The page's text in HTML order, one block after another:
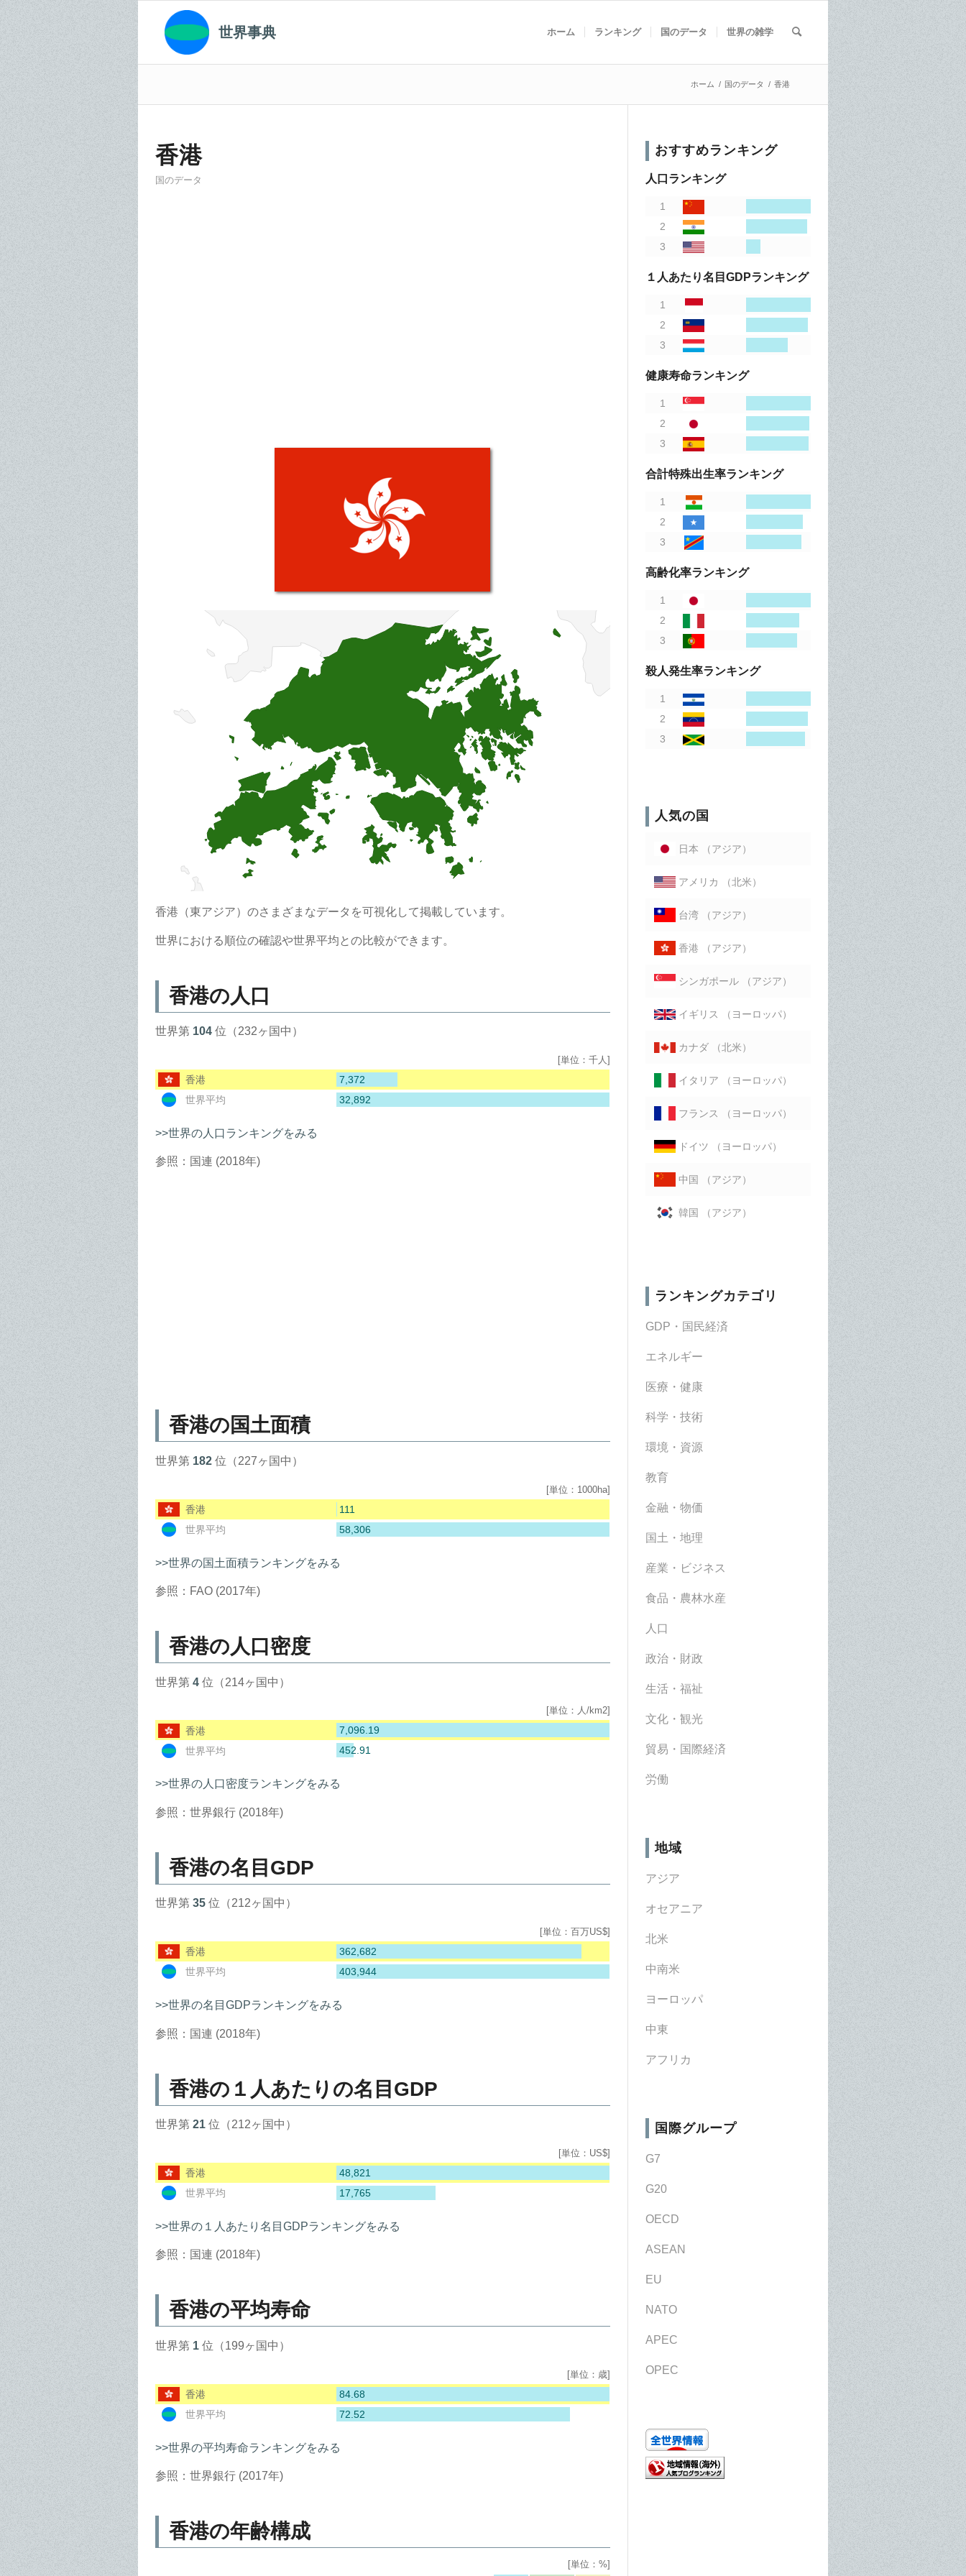
世界事典 ホーム ランキング 国のデータ 世界の雑学
ホーム / 国のデータ / 香港
香港
国のデータ
香港（東アジア）のさまざまなデータを可視化して掲載しています。
世界における順位の確認や世界平均との比較ができます。
香港の人口
世界第 104 位（232ヶ国中）
[単位：千人]
香港
7,372
世界平均
32,892
>>世界の人口ランキングをみる
参照：国連 (2018年)
香港の国土面積
世界第 182 位（227ヶ国中）
[単位：1000ha]
香港
111
世界平均
58,306
>>世界の国土面積ランキングをみる
参照：FAO (2017年)
香港の人口密度
世界第 4 位（214ヶ国中）
[単位：人/km2]
香港
7,096.19
世界平均
452.91
>>世界の人口密度ランキングをみる
参照：世界銀行 (2018年)
香港の名目GDP
世界第 35 位（212ヶ国中）
[単位：百万US$]
香港
362,682
世界平均
403,944
>>世界の名目GDPランキングをみる
参照：国連 (2018年)
香港の１人あたりの名目GDP
世界第 21 位（212ヶ国中）
[単位：US$]
香港
48,821
世界平均
17,765
>>世界の１人あたり名目GDPランキングをみる
参照：国連 (2018年)
香港の平均寿命
世界第 1 位（199ヶ国中）
[単位：歳]
香港
84.68
世界平均
72.52
>>世界の平均寿命ランキングをみる
参照：世界銀行 (2017年)
香港の年齢構成
[単位：%]
おすすめランキング
人口ランキング
１人あたり名目GDPランキング
健康寿命ランキング
合計特殊出生率ランキング
高齢化率ランキング
殺人発生率ランキング
人気の国
日本 （アジア）
アメリカ （北米）
台湾 （アジア）
香港 （アジア）
シンガポール （アジア）
イギリス （ヨーロッパ）
カナダ （北米）
イタリア （ヨーロッパ）
フランス （ヨーロッパ）
ドイツ （ヨーロッパ）
中国 （アジア）
韓国 （アジア）
ランキングカテゴリ
GDP・国民経済
エネルギー
医療・健康
科学・技術
環境・資源
教育
金融・物価
国土・地理
産業・ビジネス
食品・農林水産
人口
政治・財政
生活・福祉
文化・観光
貿易・国際経済
労働
地域
アジア
オセアニア
北米
中南米
ヨーロッパ
中東
アフリカ
国際グループ
G7
G20
OECD
ASEAN
EU
NATO
APEC
OPEC